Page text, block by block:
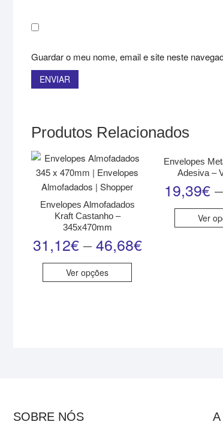
Guardar o meu nome, email e site neste
Produtos Relacionados
Envelopes Almofadados
Kraft Castanho –
345x470mm
31,12€–46,68€
Ver opções
Envelopes
Adesiva –
19,39€–
Ver
SOBRE NÓS A